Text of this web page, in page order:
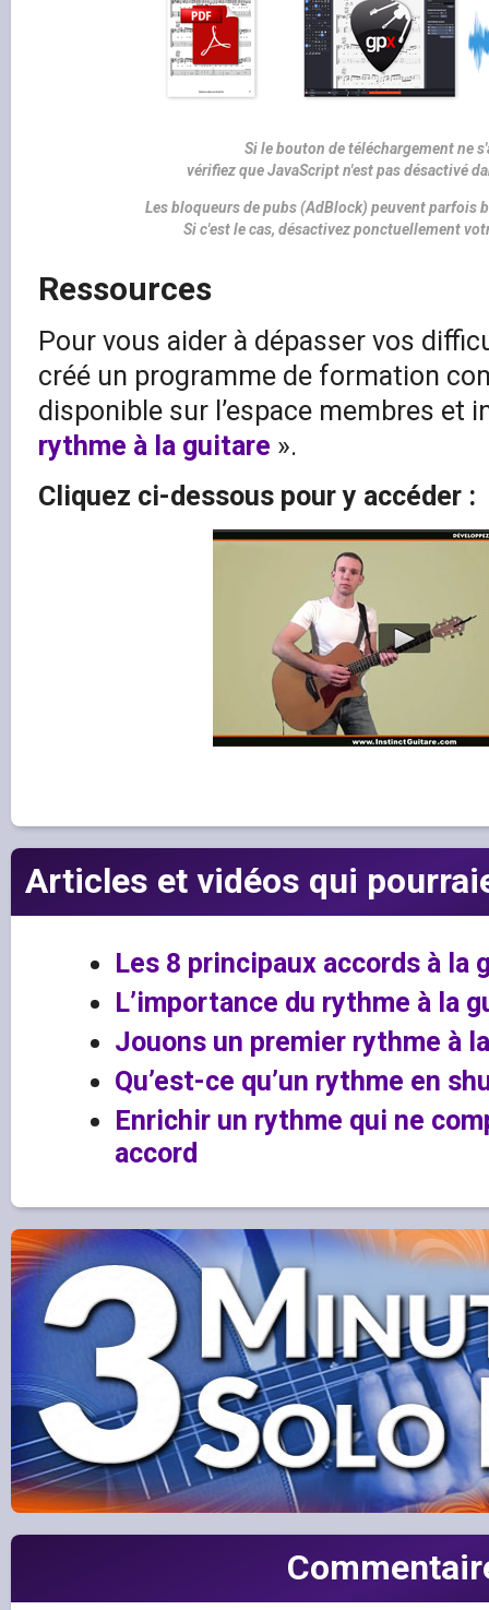
Si le bouton de téléchargement ne
vérifiez que JavaScript n'est pas désactivé
Les bloqueurs de pubs (AdBlock) peuvent parfois
Si c'est le cas, désactivez ponctuellement
Ressources
Pour vous aider à dépasser vos
créé un programme de formation
disponible sur l’espace membres et
rythme à la guitare ».
Cliquez ci-dessous pour y accéder :
Articles et vidéos qui
Les 8 principaux accords à la
L’importance du rythme à la
Jouons un premier rythme à
Qu’est-ce qu’un rythme en
Enrichir un rythme qui ne
accord